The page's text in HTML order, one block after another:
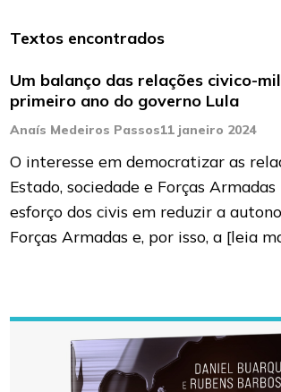
Textos encontrados
Um balanço das relações civico-
primeiro ano do governo Lula
Anaís Medeiros Passos11 janeiro 2024
O interesse em democratizar as
Estado, sociedade e Forças
esforço dos civis em reduzir a
Forças Armadas e, por isso, a [leia